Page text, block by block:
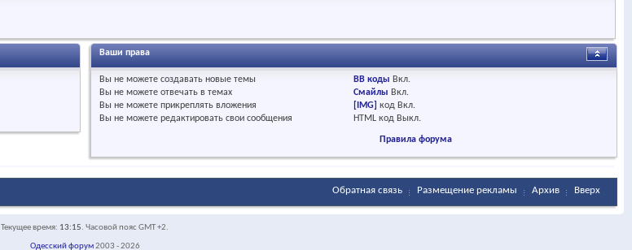
Ваши права
Вы не можетесоздавать новые темы
Вы не можетеотвечать в темах
Вы не можетеприкреплять вложения
Вы не можетередактировать свои сообщения
BB коды Вкл.
Смайлы Вкл.
[IMG] код Вкл.
HTML код Выкл.
Правила форума
Обратная связь Размещение рекламы Архив Вверх
Текущее время: 13:15. Часовой пояс GMT +2.
Одесский форум2003 - 2026